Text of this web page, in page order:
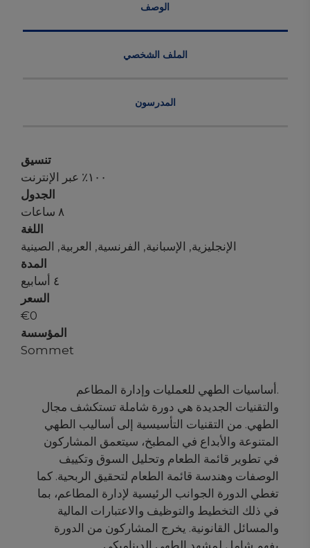
الوصف
الملف الشخصي
المدرسون
تنسيق
١٠٠٪ عبر الإنترنت
الجدول
٨ ساعات
اللغة
الإنجليزية, الإسبانية, الفرنسية, العربية, الصينية
المدة
٤ أسابيع
السعر
€0
المؤسسة
Sommet
.أساسيات الطهي للعمليات وإدارة المطاعم
والتقنيات الجديدة هي دورة شاملة تستكشف مجال
الطهي. من التقنيات التأسيسية إلى أساليب الطهي
المتنوعة والأبداع في المطبخ، سيتعمق المشاركون
في تطوير قائمة الطعام وتحليل السوق وتكييف
الوصفات وهندسة قائمة الطعام لتحقيق الربحية. كما
تغطي الدورة الجوانب الرئيسية لإدارة المطاعم، بما
في ذلك التخطيط والتوظيف والاعتبارات المالية
والمسائل القانونية. يخرج المشاركون من الدورة
بفهم شامل لمشهد الطهي الديناميكي